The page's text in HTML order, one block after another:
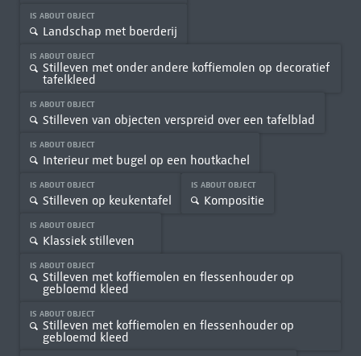
IS ABOUT OBJECT
Landschap met boerderij
IS ABOUT OBJECT
Stilleven met onder andere koffiemolen op decoratief
tafelkleed
IS ABOUT OBJECT
Stilleven van objecten verspreid over een tafelblad
IS ABOUT OBJECT
Interieur met bugel op een houtkachel
IS ABOUT OBJECT
Stilleven op keukentafel
IS ABOUT OBJECT
Kompositie
IS ABOUT OBJECT
Klassiek stilleven
IS ABOUT OBJECT
Stilleven met koffiemolen en flessenhouder op
gebloemd kleed
IS ABOUT OBJECT
Stilleven met koffiemolen en flessenhouder op
gebloemd kleed